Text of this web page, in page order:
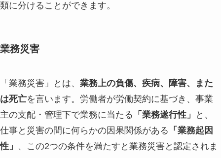
類に分けることができます。
業務災害
「業務災害」とは、 業務上の負傷、疾病、障害、また
は死亡を言います。労働者が労働契約に基づき、事業
主の支配・管理下で業務に当たる 「業務遂行性」
と、
仕事と災害の間に何らかの因果関係がある 「業務起因
性」 、この2つの条件を満たすと業務災害と認定されま